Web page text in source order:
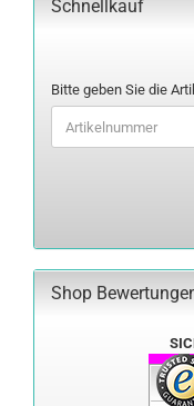
Schnellkauf
BITTE
GEBEN
SIE
DIE
EIN.
Bitte geben Sie die
Shop